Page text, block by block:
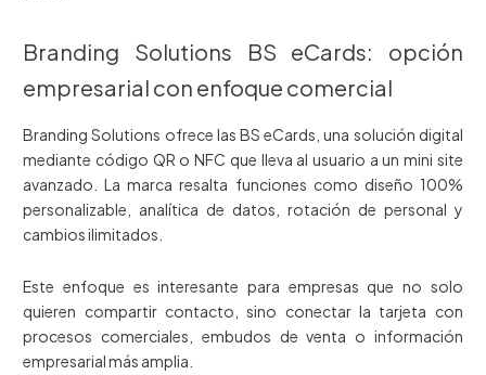
Branding Solutions BS eCards: opción
empresarial con enfoque comercial
Branding Solutions ofrece las BS eCards, una solución digital
mediante código QR o NFC que lleva al usuario a un mini site
avanzado. La marca resalta funciones como diseño 100%
personalizable, analítica de datos, rotación de personal y
cambios ilimitados.
Este enfoque es interesante para empresas que no solo
quieren compartir contacto, sino conectar la tarjeta con
procesos comerciales, embudos de venta o información
empresarial más amplia.